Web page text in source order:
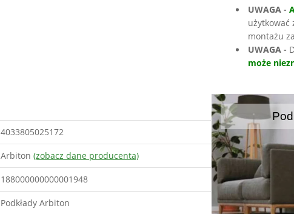
UWAGA -
montażu
UWAGA -
może
4033805025172
Arbiton (zobacz dane producenta)
188000000000001948
Podkłady Arbiton